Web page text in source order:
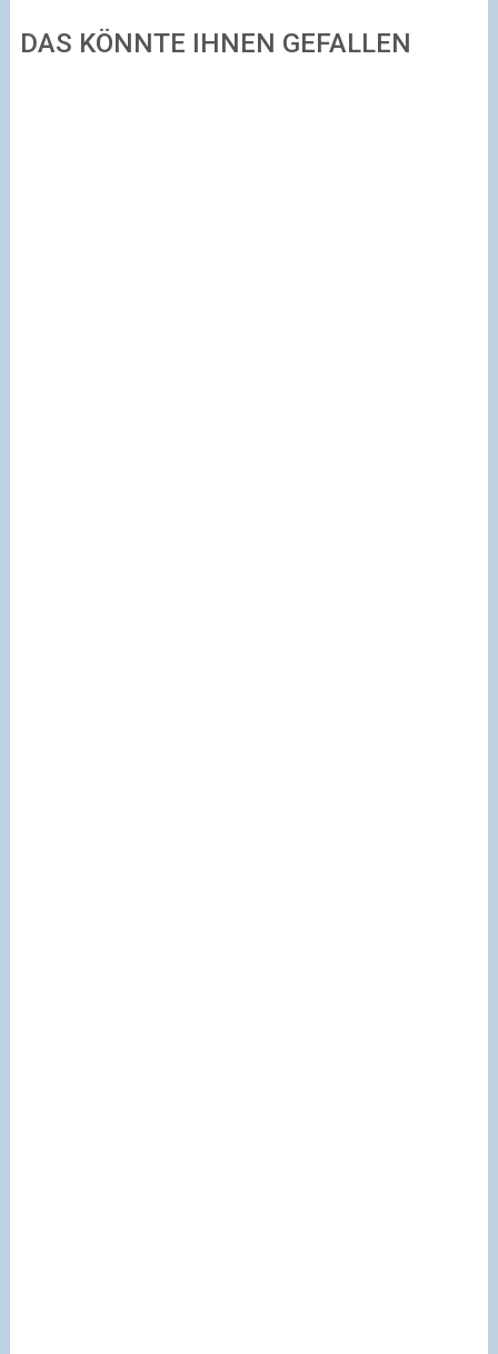
DAS KÖNNTE IHNEN GEFALLEN